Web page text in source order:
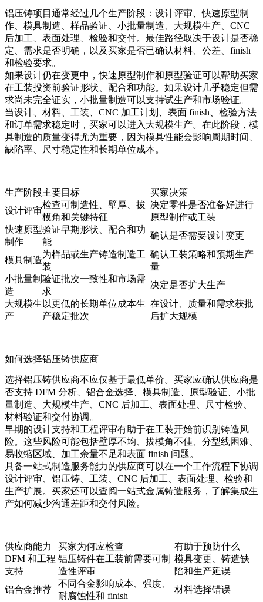
铝压铸项目通常经过几个生产阶段：设计评审、快速原型制
作、模具制造、样品验证、小批量制造、大规模生产、CNC
后加工、表面处理、检验和交付。最佳路径取决于设计是否稳
定、需求是否明确，以及买家是否已确认材料、公差、finish
和检验要求。
如果设计仍在变更中，快速原型制作和原型验证可以帮助买家
在工装投资前验证形状、配合和功能。如果设计几乎稳定但需
求尚未完全证实， 小批量制造可以支持试生产和市场验证。
当设计、材料、工装、CNC 加工计划、表面 finish、检验方法
和订单需求稳定时，买家可以进入大规模生产。在此阶段， 模
具制造的质量变得尤为重要，因为模具性能会影响周期时间、
缺陷率、尺寸稳定性和长期单位成本。
生产阶段主要目标
买家决策
设计评审
检查可制造性、壁厚、拔
模角和关键特征
决定零件是否准备好进行
原型制作或工装
快速原型
制作
验证早期形状、配合和功
能
确认是否需要设计变更
模具制造
为样品或生产铸造制造工
装
确认工装策略和预期生产
量
小批量制
造
验证批次一致性和市场需
求
决定是否扩大生产
大规模生
产
以更低的长期单位成本生
产稳定批次
在设计、质量和需求获批
后扩大规模
如何选择铝压铸供应商
选择铝压铸供应商不应仅基于最低单价。买家应确认供应商是
否支持 DFM 分析、铝合金选择、模具制造、原型验证、小批
量制造、大规模生产、CNC 后加工、表面处理、尺寸检验、
材料验证和交付协调。
早期的设计支持和工程评审有助于在工装开始前识别铸造风
险。这些风险可能包括壁厚不均、拔模角不佳、分型线困难、
易收缩区域、加工余量不足和表面 finish 问题。
具备一站式制造服务能力的供应商可以在一个工作流程下协调
设计评审、铝压铸、工装、CNC 后加工、表面处理、检验和
生产扩展。买家还可以查阅一站式金属铸造服务 ，了解集成生
产如何减少沟通差距和交付风险。
供应商能力 买家为何应检查
有助于预防什么
DFM 和工程
支持
铝压铸件在工装前需要可制
造性评审
模具变更、铸造缺
陷和生产延误
铝合金推荐
不同合金影响成本、强度、
耐腐蚀性和 finish
材料选择错误